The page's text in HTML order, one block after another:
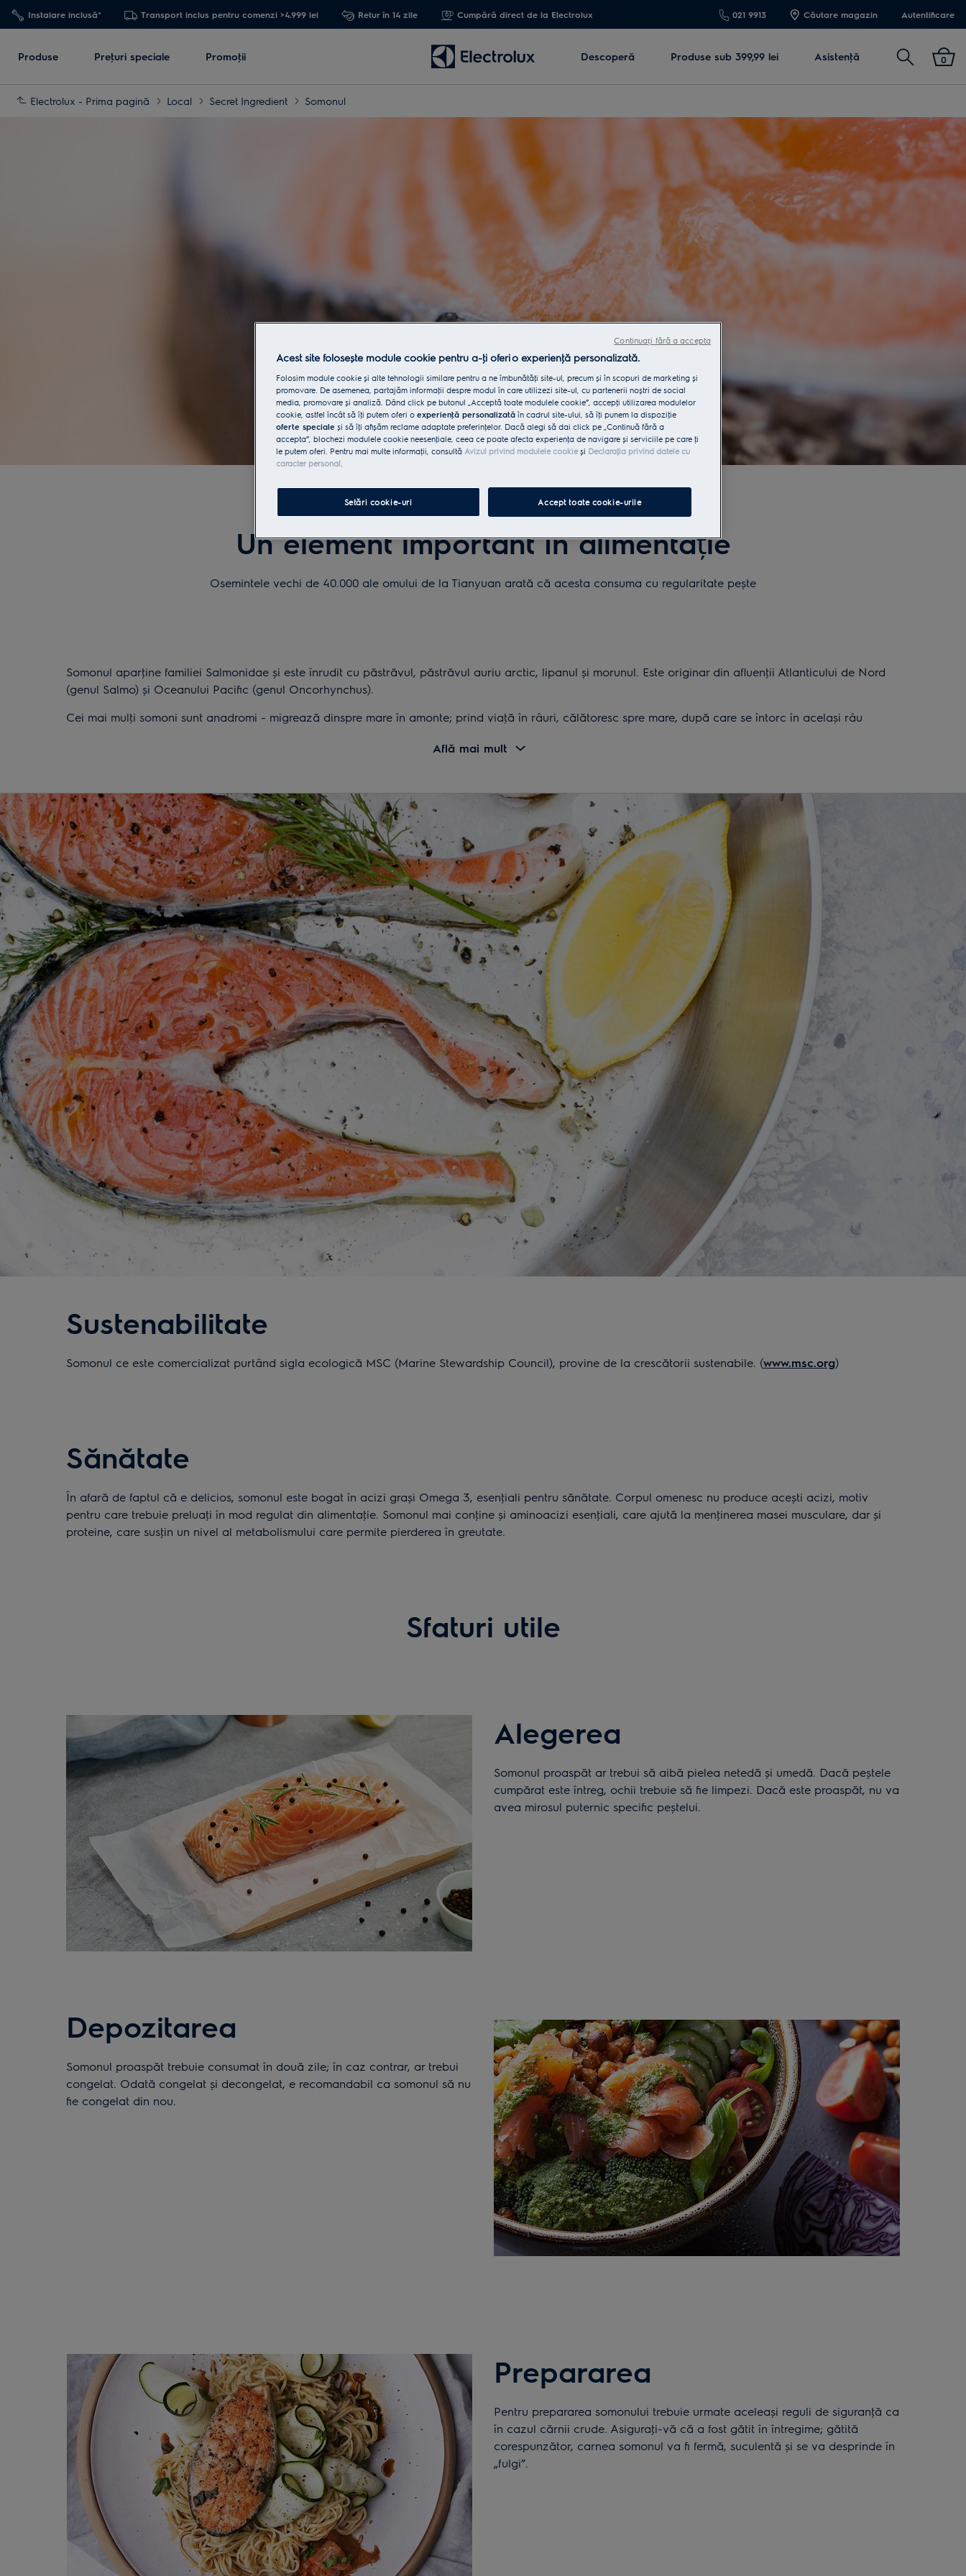
Instalare inclusă* Transport inclus pentru comenzi >4.999 lei Retur în 14 zile Cumpără direct de la Electrolux 021 9913 Căutare magazin Autentificare
Produse Preţuri speciale Promoţii Descoperă Produse sub 399,99 lei Asistenţă Cautare 0
Electrolux - Prima pagină Local Secret Ingredient Somonul
SOMONUL
Un element important în alimentație
Osemintele vechi de 40.000 ale omului de la Tianyuan arată că acesta consuma cu regularitate peşte
Somonul aparţine familiei Salmonidae şi este înrudit cu păstrăvul, păstrăvul auriu arctic, lipanul şi morunul. Este originar din afluenţii Atlanticului de Nord
(genul Salmo) şi Oceanului Pacific (genul Oncorhynchus).
Cei mai mulţi somoni sunt anadromi - migrează dinspre mare în amonte; prind viaţă în râuri, călătoresc spre mare, după care se întorc în acelaşi râu
acesta consuma cu regularitate peşte de apă dulce.
Află mai mult
Sustenabilitate
Somonul ce este comercializat purtând sigla ecologică MSC (Marine Stewardship Council), provine de la crescătorii sustenabile. (www.msc.org)
Sănătate
În afară de faptul că e delicios, somonul este bogat în acizi graşi Omega 3, esenţiali pentru sănătate. Corpul omenesc nu produce aceşti acizi, motiv
pentru care trebuie preluaţi în mod regulat din alimentaţie. Somonul mai conţine şi aminoacizi esenţiali, care ajută la menţinerea masei musculare, dar şi
proteine, care susţin un nivel al metabolismului care permite pierderea în greutate.
Sfaturi utile
Alegerea
Somonul proaspăt ar trebui să aibă pielea netedă şi umedă. Dacă peştele
cumpărat este întreg, ochii trebuie să fie limpezi. Dacă este proaspăt, nu va
avea mirosul puternic specific peştelui.
Depozitarea
Somonul proaspăt trebuie consumat în două zile; în caz contrar, ar trebui
congelat. Odată congelat şi decongelat, e recomandabil ca somonul să nu
fie congelat din nou.
Prepararea
Pentru prepararea somonului trebuie urmate aceleaşi reguli de siguranţă ca
în cazul cărnii crude. Asiguraţi-vă că a fost gătit în întregime; gătită
corespunzător, carnea somonul va fi fermă, suculentă şi se va desprinde în
„fulgi”.
Acest site folosește module cookie pentru a-ţi oferi o experienţă personalizată.
Folosim module cookie și alte tehnologii similare pentru a ne îmbunătăţi site-ul, precum și în scopuri de marketing și
promovare. De asemenea, partajăm informaţii despre modul în care utilizezi site-ul, cu partenerii noștri de social
media, promovare și analiză. Dând click pe butonul „Acceptă toate modulele cookie”, accepţi utilizarea modulelor
cookie, astfel încât să îţi putem oferi o experienţă personalizată în cadrul site-ului, să îţi punem la dispoziţie
oferte speciale și să îţi afișăm reclame adaptate preferinţelor. Dacă alegi să dai click pe „Continuă fără a
accepta”, blochezi modulele cookie neesenţiale, ceea ce poate afecta experienţa de navigare și serviciile pe care ţi
le putem oferi. Pentru mai multe informaţii, consultă Avizul privind modulele cookieși Declaraţia privind datele cu
caracter personal.
Setări cookie-uri Accept toate cookie-urile
Continuați fără a accepta